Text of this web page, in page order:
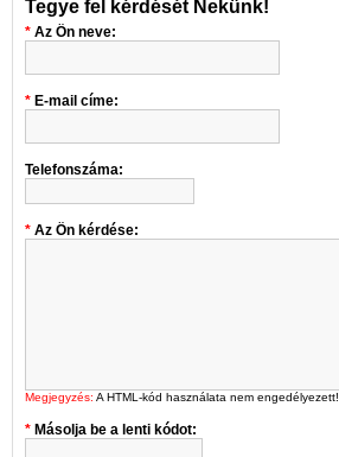
Tegye fel kérdését Nekünk!
Az Ön neve:
E-mail címe:
Telefonszáma:
Az Ön kérdése:
Megjegyzés: A HTML-kód használata nem engedélyezett!
Másolja be a lenti kódot: